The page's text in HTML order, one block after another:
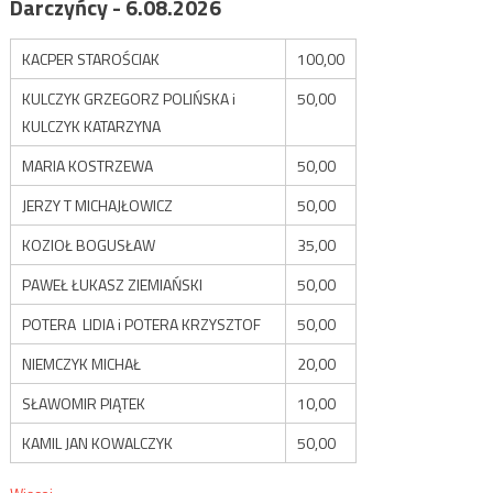
Darczyńcy - 6.08.2026
KACPER STAROŚCIAK
100,00
KULCZYK GRZEGORZ POLIŃSKA i
KULCZYK KATARZYNA
50,00
MARIA KOSTRZEWA
50,00
JERZY T MICHAJŁOWICZ
50,00
KOZIOŁ BOGUSŁAW
35,00
PAWEŁ ŁUKASZ ZIEMIAŃSKI
50,00
POTERA LIDIA i POTERA KRZYSZTOF
50,00
NIEMCZYK MICHAŁ
20,00
SŁAWOMIR PIĄTEK
10,00
KAMIL JAN KOWALCZYK
50,00